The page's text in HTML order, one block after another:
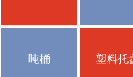
吨桶 塑料托